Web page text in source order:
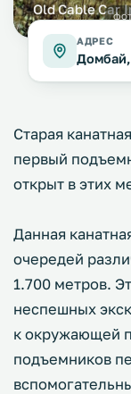
Old Cable Car
АДРЕС
Старая
первый
открыт в этих
Данная
очередей
1.700 метров.
неспешных
к окружающей
подъемников